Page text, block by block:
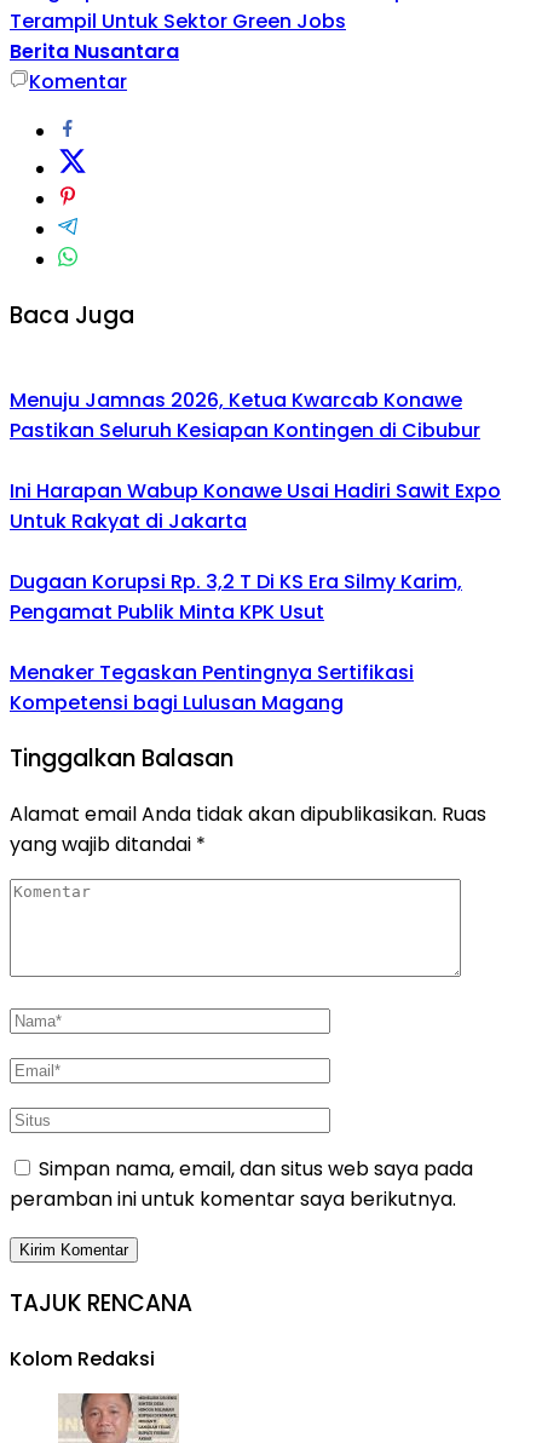
Terampil Untuk Sektor Green Jobs
Berita Nusantara
Komentar
Baca Juga
Menuju Jamnas 2026, Ketua Kwarcab Konawe
Pastikan Seluruh Kesiapan Kontingen di Cibubur
Ini Harapan Wabup Konawe Usai Hadiri Sawit Expo
Untuk Rakyat di Jakarta
Dugaan Korupsi Rp. 3,2 T Di KS Era Silmy Karim,
Pengamat Publik Minta KPK Usut
Menaker Tegaskan Pentingnya Sertifikasi
Kompetensi bagi Lulusan Magang
Tinggalkan Balasan
Alamat email Anda tidak akan dipublikasikan. Ruas
yang wajib ditandai *
Simpan nama, email, dan situs web saya pada
peramban ini untuk komentar saya berikutnya.
TAJUK RENCANA
Kolom Redaksi